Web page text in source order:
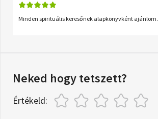
Minden spirituális keresőnek alapkönyvként ajánlom.
Neked hogy tetszett?
Értékeld: